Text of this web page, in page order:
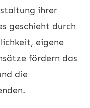
ihrer
geschieht durch
eigene
fördern das
die